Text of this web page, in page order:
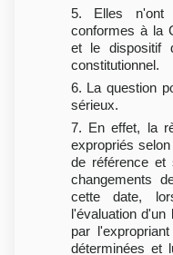
5. Elles n'ont
conformes à la
et le dispositif
constitutionnel.
6. La question
sérieux.
7. En effet, la
expropriés
de référence et
changements
cette date,
l'évaluation
par
déterminées et